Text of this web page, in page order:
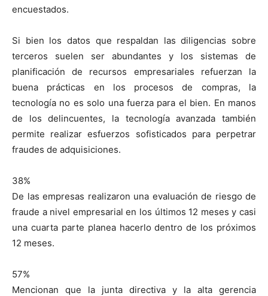
encuestados.
Si bien los datos que respaldan las diligencias sobre
terceros suelen ser abundantes y los sistemas de
planificación de recursos empresariales refuerzan la
buena prácticas en los procesos de compras, la
tecnología no es solo una fuerza para el bien. En manos
de los delincuentes, la tecnología avanzada también
permite realizar esfuerzos sofisticados para perpetrar
fraudes de adquisiciones.
38%
De las empresas realizaron una evaluación de riesgo de
fraude a nivel empresarial en los últimos 12 meses y casi
una cuarta parte planea hacerlo dentro de los próximos
12 meses.
57%
Mencionan que la junta directiva y la alta gerencia